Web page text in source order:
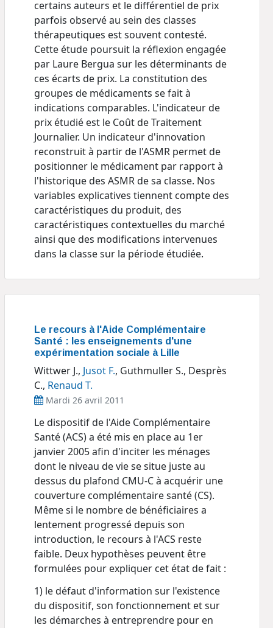
certains auteurs et le différentiel de prix
parfois observé au sein des classes
thérapeutiques est souvent contesté.
Cette étude poursuit la réflexion engagée
par Laure Bergua sur les déterminants de
ces écarts de prix. La constitution des
groupes de médicaments se fait à
indications comparables. L'indicateur de
prix étudié est le Coût de Traitement
Journalier. Un indicateur d'innovation
reconstruit à partir de l'ASMR permet de
positionner le médicament par rapport à
l'historique des ASMR de sa classe. Nos
variables explicatives tiennent compte des
caractéristiques du produit, des
caractéristiques contextuelles du marché
ainsi que des modifications intervenues
dans la classe sur la période étudiée.
Le recours à l'Aide Complémentaire
Santé : les enseignements d'une
expérimentation sociale à Lille
Wittwer J., Jusot F., Guthmuller S., Desprès
C., Renaud T.
Mardi 26 avril 2011
Le dispositif de l'Aide Complémentaire
Santé (ACS) a été mis en place au 1er
janvier 2005 afin d'inciter les ménages
dont le niveau de vie se situe juste au
dessus du plafond CMU-C à acquérir une
couverture complémentaire santé (CS).
Même si le nombre de bénéficiaires a
lentement progressé depuis son
introduction, le recours à l'ACS reste
faible. Deux hypothèses peuvent être
formulées pour expliquer cet état de fait :
1) le défaut d'information sur l'existence
du dispositif, son fonctionnement et sur
les démarches à entreprendre pour en